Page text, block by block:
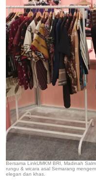
Bersama LinkUMKM BRI, Madinah
rungu & wicara asal Semarang
elegan dan khas.